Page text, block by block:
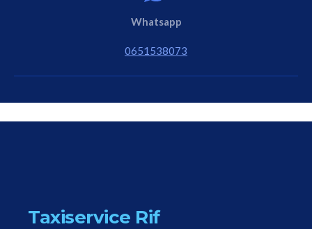
Whatsapp
0651538073
Taxiservice Rif